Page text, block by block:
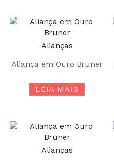
Alianças
Aliança em Ouro Bruner
LEIA MAIS
Alianças